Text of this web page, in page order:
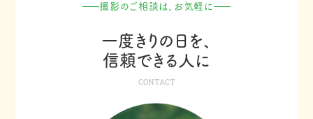
撮影のご相談は、お気軽に
一度きりの日を、
信頼できる人に
CONTACT